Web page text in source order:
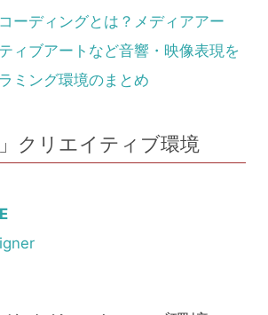
ーディングとは？メディアアー
ィブアートなど音響・映像表現を
ミング環境のまとめ
クリエイティブ環境